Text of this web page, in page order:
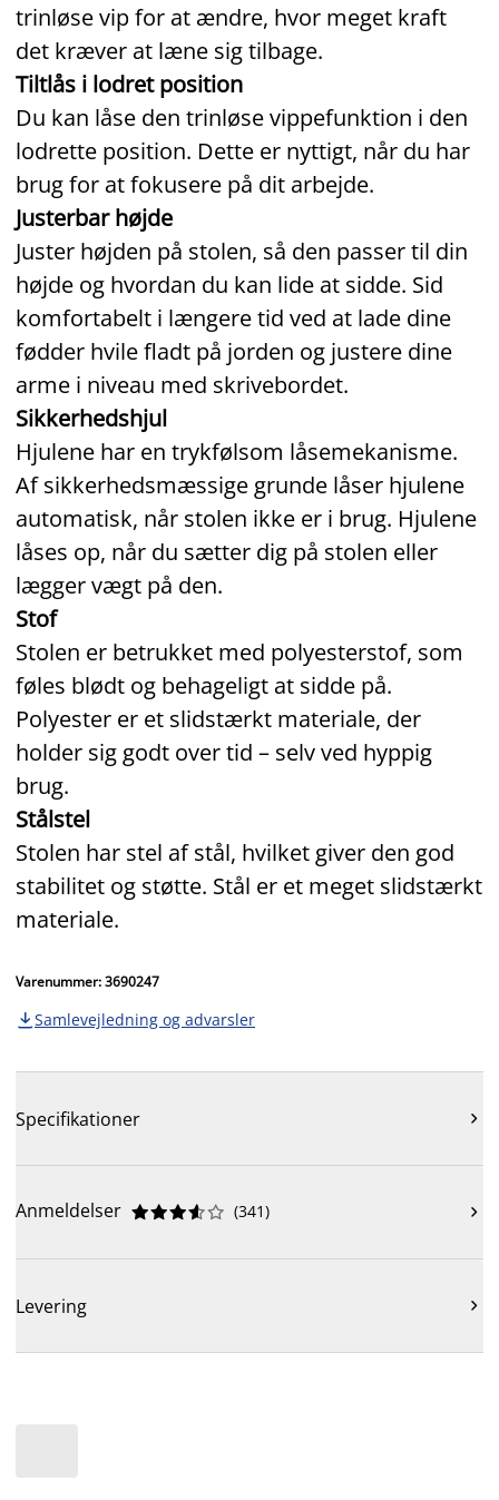
trinløse vip for at ændre, hvor meget kraft
det kræver at læne sig tilbage.
Tiltlås i lodret position
Du kan låse den trinløse vippefunktion i den
lodrette position. Dette er nyttigt, når du har
brug for at fokusere på dit arbejde.
Justerbar højde
Juster højden på stolen, så den passer til din
højde og hvordan du kan lide at sidde. Sid
komfortabelt i længere tid ved at lade dine
fødder hvile fladt på jorden og justere dine
arme i niveau med skrivebordet.
Sikkerhedshjul
Hjulene har en trykfølsom låsemekanisme.
Af sikkerhedsmæssige grunde låser hjulene
automatisk, når stolen ikke er i brug. Hjulene
låses op, når du sætter dig på stolen eller
lægger vægt på den.
Stof
Stolen er betrukket med polyesterstof, som
føles blødt og behageligt at sidde på.
Polyester er et slidstærkt materiale, der
holder sig godt over tid – selv ved hyppig
brug.
Stålstel
Stolen har stel af stål, hvilket giver den god
stabilitet og støtte. Stål er et meget slidstærkt
materiale.
Varenummer: 3690247
 Samlevejledning og advarsler
Specifikationer 
Anmeldelser 




 (341) 
Levering 